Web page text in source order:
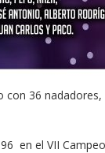
con 36
en el VII